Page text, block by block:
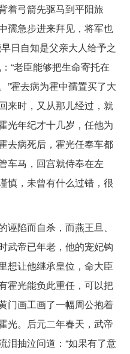
着弓箭先驱马到平阳旅
孺急步进来拜见，将军也
日自知是父亲大人给予之
“老臣能够把生命寄托在
”霍去病为霍中孺置买了大
来时，又从那儿经过，就
光年纪才十几岁，任他为
去病死后，霍光任奉车都
车马，回宫就侍奉在左
慎，未曾有什么过错，很
陷而自杀，而燕王旦、
武帝已年老，他的宠妃钩
想让他继承皇位，命大臣
霍光能负此重任，可以把
门画工画了一幅周公抱着
光。后元二年春天，武帝
泪抽泣问道：“如果有了意